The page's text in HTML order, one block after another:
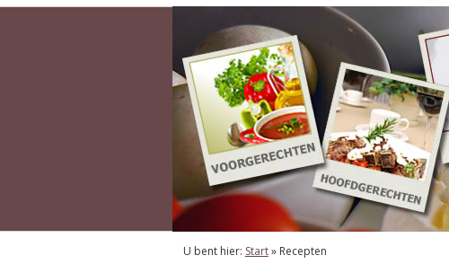
U bent hier: Start» Recepten